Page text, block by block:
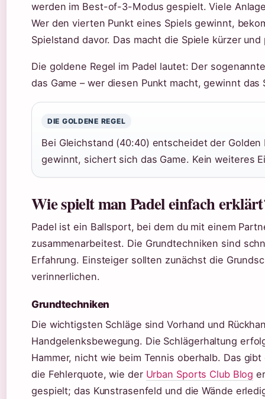
werden im Best-of-3-Modus gespielt. Viele
Wer den vierten Punkt eines Spiels gewinnt,
Spielstand davor. Das macht die Spiele kürzer und
Die goldene Regel im Padel lautet: Der
das Game – wer diesen Punkt macht, gewinnt
DIE GOLDENE REGEL
Bei Gleichstand (40:40) entscheidet der
gewinnt, sichert sich das Game. Kein weiteres
Wie spielt man Padel einfach
Padel ist ein Ballsport, bei dem du mit einem
zusammenarbeitest. Die Grundtechniken sind
Erfahrung. Einsteiger sollten zunächst die
verinnerlichen.
Grundtechniken
Die wichtigsten Schläge sind Vorhand und
Handgelenksbewegung. Die Schlägerhaltung
Hammer, nicht wie beim Tennis oberhalb. Das
die Fehlerquote, wie der Urban Sports Club Blog
gespielt; das Kunstrasenfeld und die Wände